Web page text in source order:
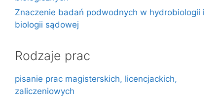
Znaczenie badań podwodnych w hydrobiologii i
biologii sądowej
Rodzaje prac
pisanie prac magisterskich, licencjackich,
zaliczeniowych